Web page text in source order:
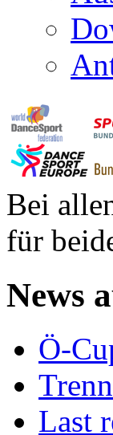
Bei
für
News
Ö-
Last